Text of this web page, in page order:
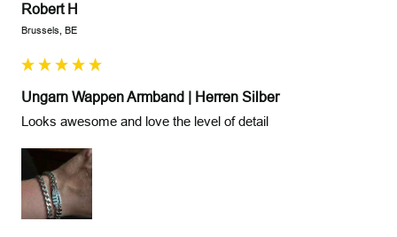
Robert H
Brussels, BE
Ungarn Wappen Armband | Herren Silber
Looks awesome and love the level of detail